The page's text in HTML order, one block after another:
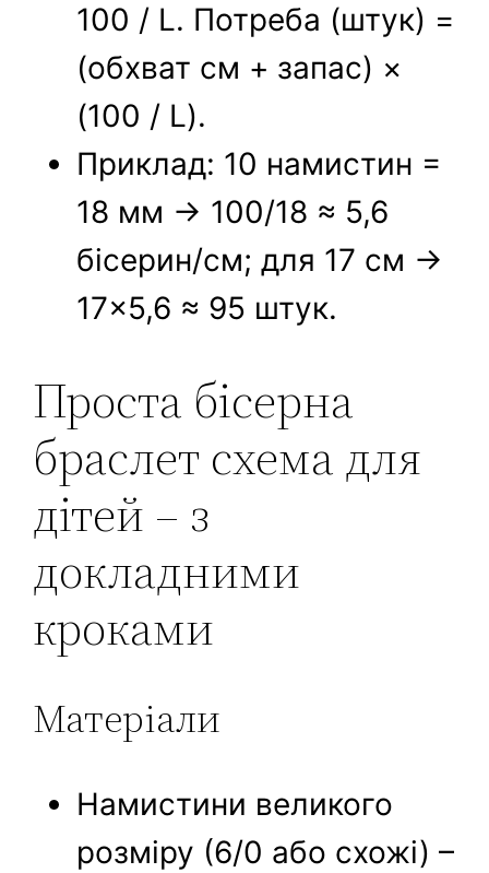
100 / L. Потреба (штук) =
(обхват см + запас) ×
(100 / L).
Приклад: 10 намистин =
18 мм → 100/18 ≈ 5,6
бісерин/см; для 17 см →
17×5,6 ≈ 95 штук.
Проста бісерна
браслет схема для
дітей – з
докладними
кроками
Матеріали
Намистини великого
розміру (6/0 або схожі) –